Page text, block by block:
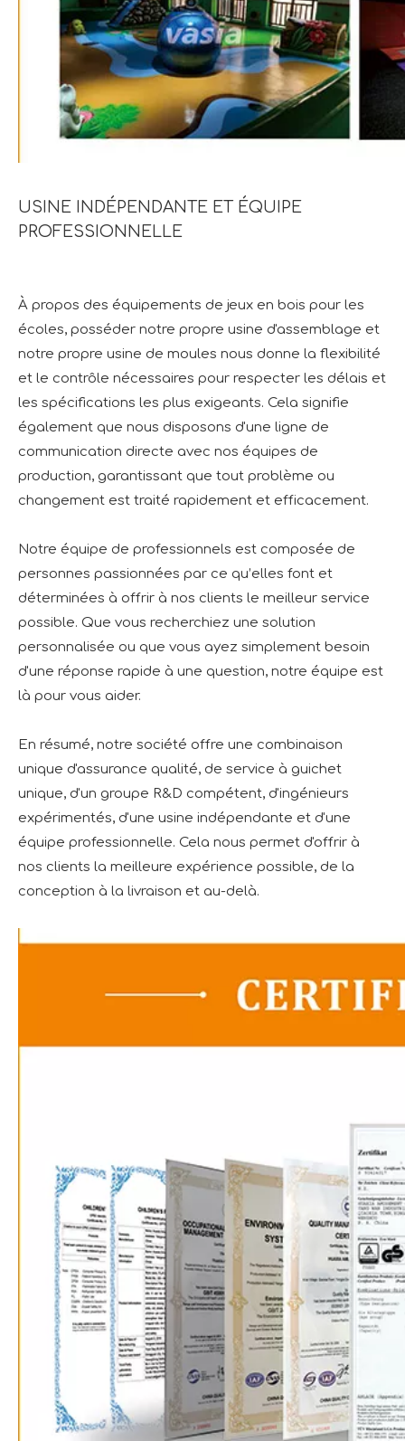
USINE INDÉPENDANTE ET ÉQUIPE
PROFESSIONNELLE
À propos des équipements de jeux en bois pour les
écoles, posséder notre propre usine d'assemblage et
notre propre usine de moules nous donne la flexibilité
et le contrôle nécessaires pour respecter les délais et
les spécifications les plus exigeants. Cela signifie
également que nous disposons d'une ligne de
communication directe avec nos équipes de
production, garantissant que tout problème ou
changement est traité rapidement et efficacement.
Notre équipe de professionnels est composée de
personnes passionnées par ce qu’elles font et
déterminées à offrir à nos clients le meilleur service
possible. Que vous recherchiez une solution
personnalisée ou que vous ayez simplement besoin
d'une réponse rapide à une question, notre équipe est
là pour vous aider.
En résumé, notre société offre une combinaison
unique d'assurance qualité, de service à guichet
unique, d'un groupe R&D compétent, d'ingénieurs
expérimentés, d'une usine indépendante et d'une
équipe professionnelle. Cela nous permet d'offrir à
nos clients la meilleure expérience possible, de la
conception à la livraison et au-delà.